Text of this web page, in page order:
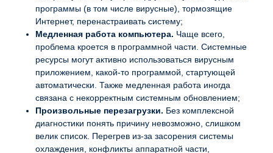
программы (в том числе вирусные), тормозящие
Интернет, перенастраивать систему;
Медленная работа компьютера. Чаще всего,
проблема кроется в программной части. Системные
ресурсы могут активно использоваться вирусным
приложением, какой-то программой, стартующей
автоматически. Также медленная работа иногда
связана с некорректным системным обновлением;
Произвольные перезагрузки. Без комплексной
диагностики понять причину невозможно, слишком
велик список. Перегрев из-за засорения системы
охлаждения, конфликты аппаратной части,